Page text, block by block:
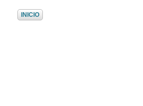
INICIO